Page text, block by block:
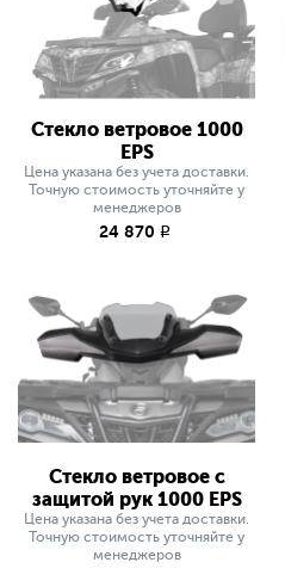
Стекло ветровое 1000
EPS
Цена указана без учета доставки.
Точную стоимость уточняйте у
менеджеров
24 870 q
Стекло ветровое с
защитой рук 1000 EPS
Цена указана без учета доставки.
Точную стоимость уточняйте у
менеджеров